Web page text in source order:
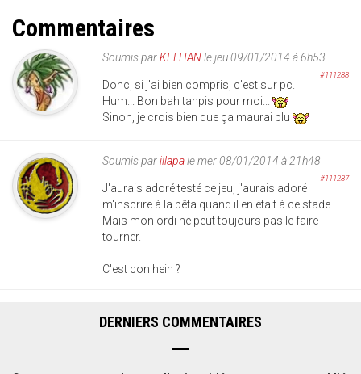
Commentaires
Soumis parKELHANle jeu 09/01/2014 à 6h53
#111288
Donc, si j'ai bien compris, c'est sur pc.
Hum... Bon bah tanpis pour moi...
Sinon, je crois bien que ça maurai plu
Soumis parillapale mer 08/01/2014 à 21h48
#111287
J'aurais adoré testé ce jeu, j'aurais adoré
m'inscrire à la bêta quand il en était à ce stade.
Mais mon ordi ne peut toujours pas le faire
tourner.
C'est con hein ?
DERNIERS COMMENTAIRES